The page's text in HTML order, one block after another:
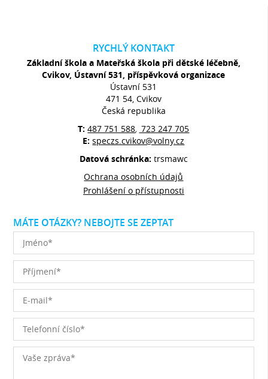
RYCHLÝ KONTAKT
Základní škola a Mateřská škola při dětské léčebně,
Cvikov, Ústavní 531, příspěvková organizace
Ústavní 531
471 54, Cvikov
Česká republika
T:487 751 588, 723 247 705
E:speczs.cvikov@volny.cz
Datová schránka: trsmawc
Ochrana osobních údajů
Prohlášení o přístupnosti
MÁTE OTÁZKY? NEBOJTE SE ZEPTAT